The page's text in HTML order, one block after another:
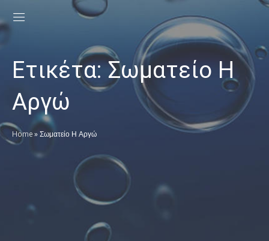
Ετικέτα:Σωματείο Η
Αργώ
Home » Σωματείο Η Αργώ